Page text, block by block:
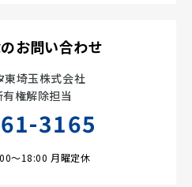
お問い合わせ
東埼玉株式会社
権解除担当
3165
～18:00 月曜定休